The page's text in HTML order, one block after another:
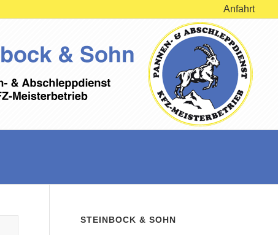
Anfahrt
STEINBOCK & SOHN